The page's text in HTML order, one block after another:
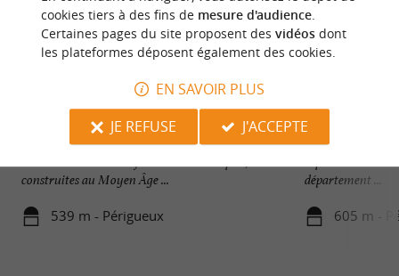
Château Barrière
Le Château Barrière est l’ unique exemple
construites au Moyen Âge ...
539 m - Périgueux
Jardin des Arènes
Périgueux est la
département ...
605 m -
cookies tiers à des fins de mesure d'audience.
Certaines pages du site proposent des vidéosdont
les plateformes déposent également des cookies.
EN SAVOIR PLUS
JE REFUSE
J'ACCEPTE